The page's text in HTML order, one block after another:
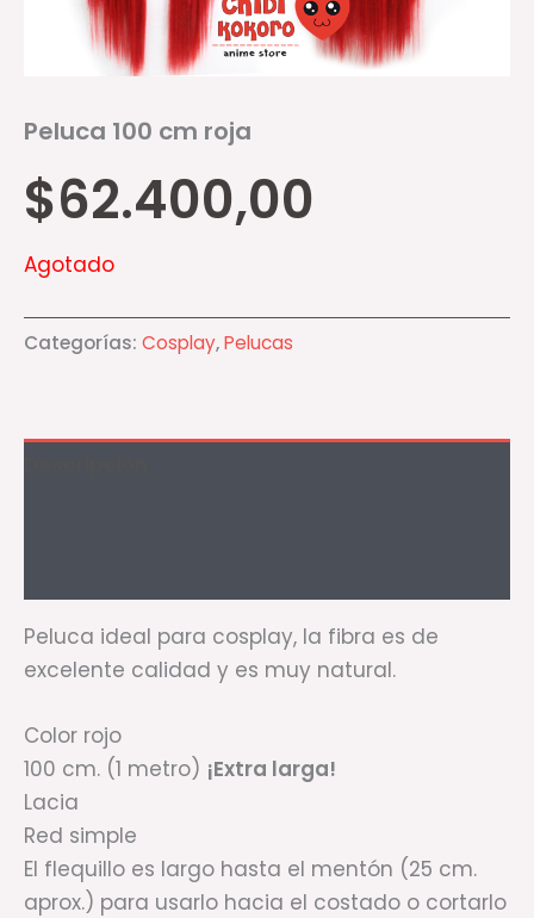
Peluca 100 cm roja
$62.400,00
Agotado
Categorías: Cosplay,Pelucas
Peluca ideal para cosplay, la fibra es de
excelente calidad y es muy natural.
Color rojo
100 cm. (1 metro) ¡Extra larga!
Lacia
Red simple
El flequillo es largo hasta el mentón (25 cm.
aprox.) para usarlo hacia el costado o cortarlo